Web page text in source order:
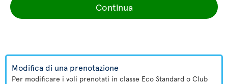
Continua
Modifica di una prenotazione
Per modificare i voli prenotati in classe Eco Standard o Club